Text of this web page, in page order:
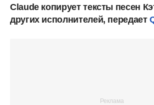
Claude копирует тексты песен
других исполнителей, передает